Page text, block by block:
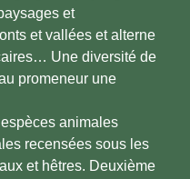
et
et vallées et alterne
Une diversité de
promeneur une
animales
recensées sous les
et hêtres. Deuxième